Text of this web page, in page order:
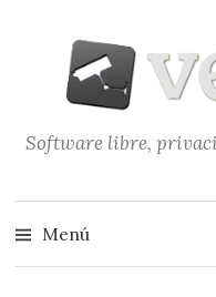
contenido
Software libre,
Menú